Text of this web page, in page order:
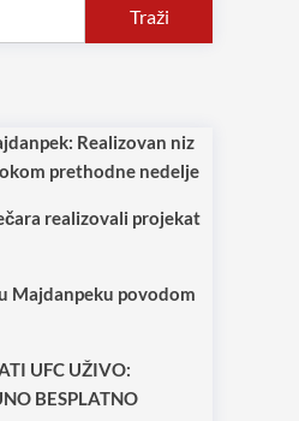
Traži
Realizovan niz
prethodne nedelje
realizovali projekat
Majdanpeku povodom
UFC UŽIVO:
BESPLATNO